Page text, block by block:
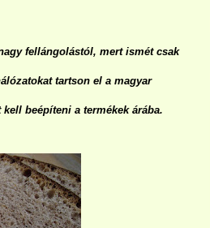
fellángolástól, mert ismét csak
tartson el a magyar
beépíteni a termékek árába.